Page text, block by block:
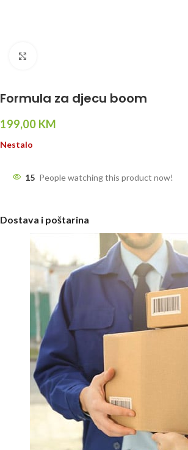
Formula za djecu boom
199,00 KM
Nestalo
15 People watching this product now!
Dostava i poštarina